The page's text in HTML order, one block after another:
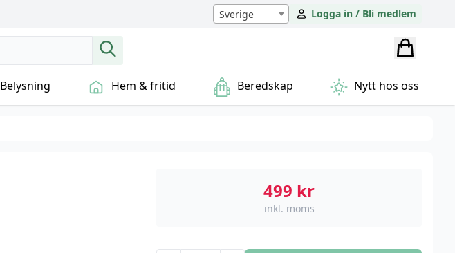
Sverige Logga in / Bli medlem
Belysning Hem & fritid Beredskap Nytt hos oss
499 kr
inkl. moms